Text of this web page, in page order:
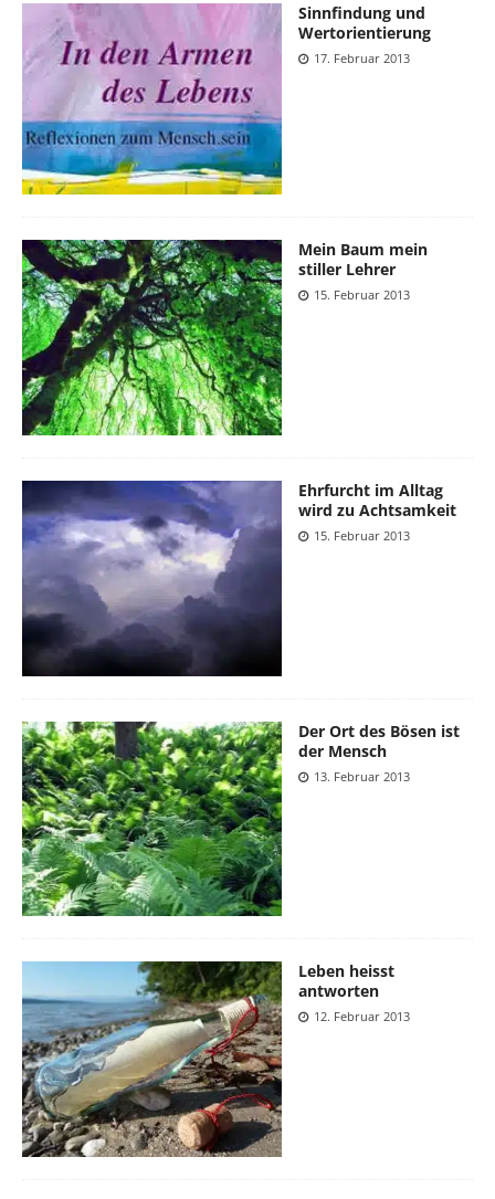
Sinnfindung und
Wertorientierung
17. Februar 2013
Mein Baum mein
stiller Lehrer
15. Februar 2013
Ehrfurcht im Alltag
wird zu Achtsamkeit
15. Februar 2013
Der Ort des Bösen ist
der Mensch
13. Februar 2013
Leben heisst
antworten
12. Februar 2013